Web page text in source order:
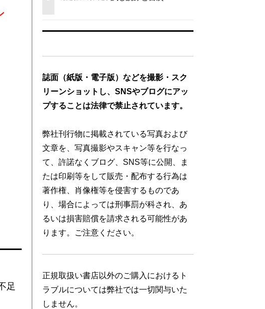
足
誌面（紙版・電子版）などを撮影・スク
リーンショットし、SNSやブログにアッ
プすることは法律で禁止されています。
弊社刊行物に掲載されている写真および
文章を、写真撮影やスキャン等を行なっ
て、許諾なくブログ、SNS等に公開、ま
たは印刷等をして販売・配布する行為は
著作権、肖像権等を侵害するものであ
り、場合によっては刑事罰が科され、あ
るいは損害賠償を請求される可能性があ
ります。ご注意ください。
正規取扱い書店以外のご購入におけるト
ラブルについては弊社では一切関与いた
しません。